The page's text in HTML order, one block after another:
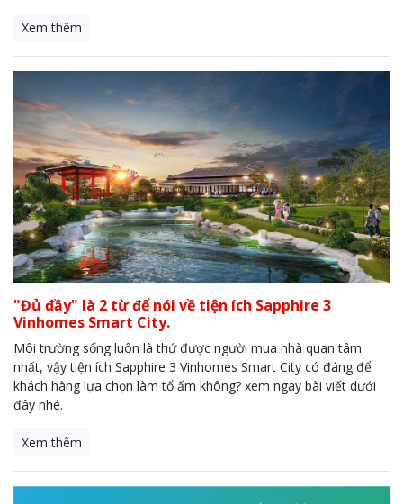
Xem thêm
"Đủ đầy" là 2 từ để nói về tiện ích Sapphire 3
Vinhomes Smart City.
Môi trường sống luôn là thứ được người mua nhà quan tâm
nhất, vậy tiện ích Sapphire 3 Vinhomes Smart City có đáng để
khách hàng lựa chọn làm tổ ấm không? xem ngay bài viết dưới
đây nhé.
Xem thêm